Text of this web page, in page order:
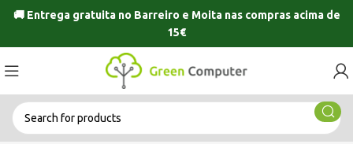
🚚 Entrega gratuita no Barreiro e Moitanas compras acima de
15€